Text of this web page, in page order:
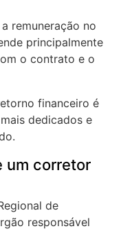
remuneração no
principalmente
o contrato e o
financeiro é
dedicados e
um corretor
de
responsável